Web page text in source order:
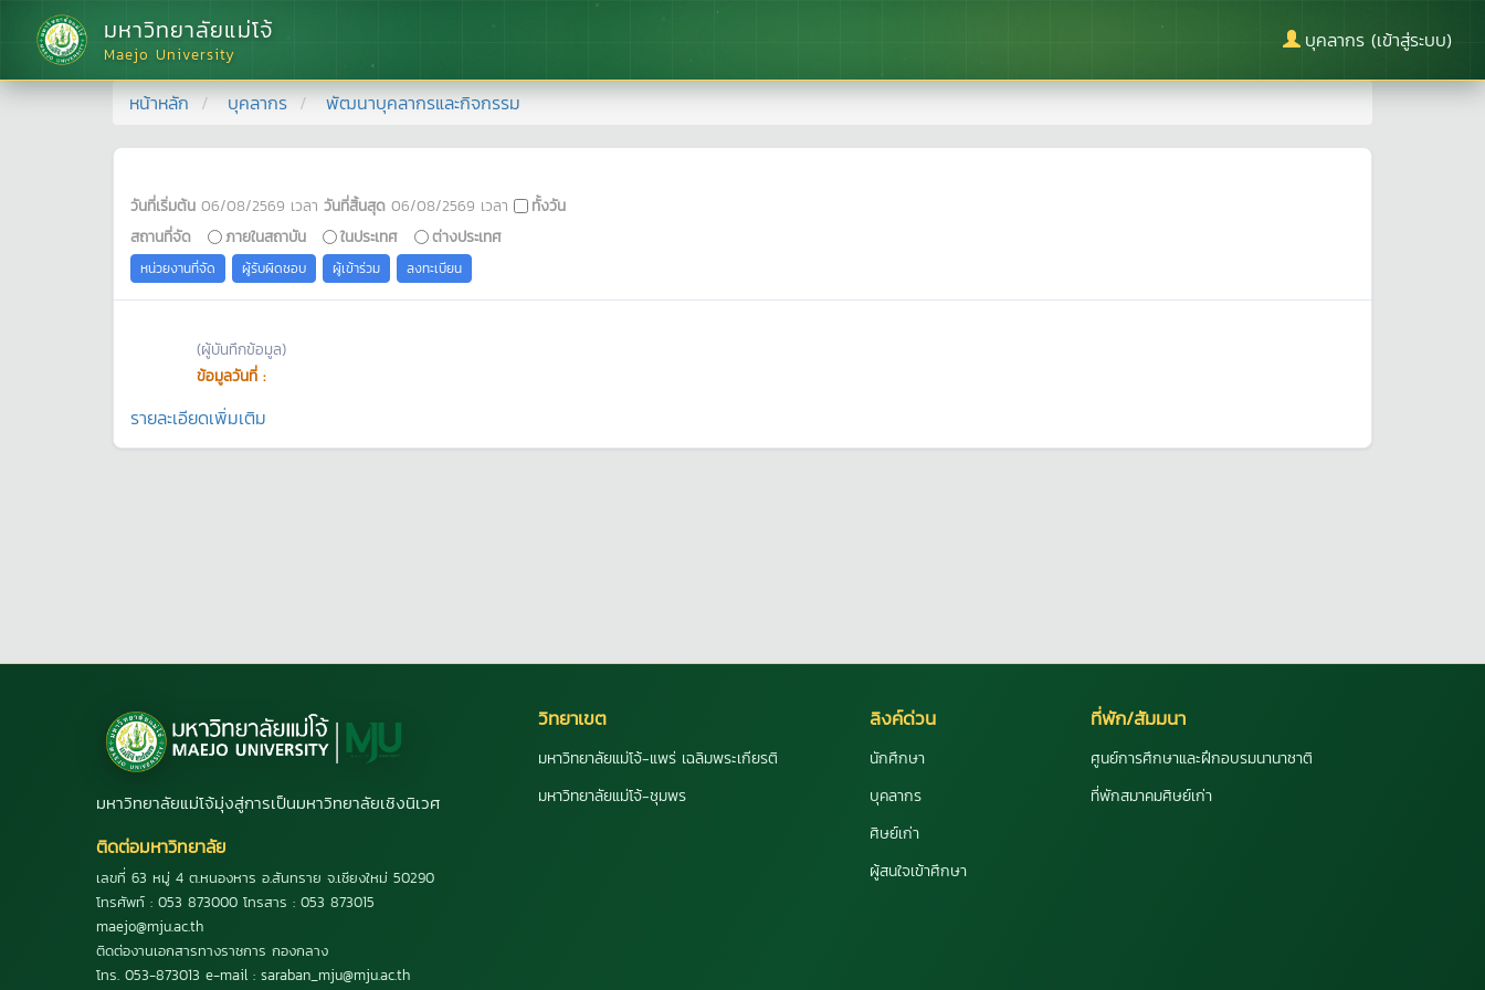
มหาวิทยาลัยแม่โจ้
Maejo University
บุคลากร (เข้าสู่ระบบ)
หน้าหลัก บุคลากร พัฒนาบุคลากรและกิจกรรม
วันที่เริ่มต้น 06/08/2569 เวลา วันที่สิ้นสุด 06/08/2569 เวลา
ทั้งวัน
สถานที่จัด
ภายในสถาบัน ในประเทศ ต่างประเทศ
หน่วยงานที่จัด ผู้รับผิดชอบ ผู้เข้าร่วม ลงทะเบียน
(ผู้บันทึกข้อมูล)
ข้อมูลวันที่ :
รายละเอียดเพิ่มเติม
มหาวิทยาลัยแม่โจ้มุ่งสู่การเป็นมหาวิทยาลัยเชิงนิเวศ
ติดต่อมหาวิทยาลัย
เลขที่ 63 หมู่ 4 ต.หนองหาร อ.สันทราย จ.เชียงใหม่ 50290
โทรศัพท์ : 053 873000 โทรสาร : 053 873015
maejo@mju.ac.th
ติดต่องานเอกสารทางราชการ กองกลาง
โทร. 053-873013 e-mail : saraban_mju@mju.ac.th
วิทยาเขต
มหาวิทยาลัยแม่โจ้-แพร่ เฉลิมพระเกียรติ
มหาวิทยาลัยแม่โจ้-ชุมพร
ลิงค์ด่วน
นักศึกษา
บุคลากร
ศิษย์เก่า
ผู้สนใจเข้าศึกษา
ที่พัก/สัมมนา
ศูนย์การศึกษาและฝึกอบรมนานาชาติ
ที่พักสมาคมศิษย์เก่า